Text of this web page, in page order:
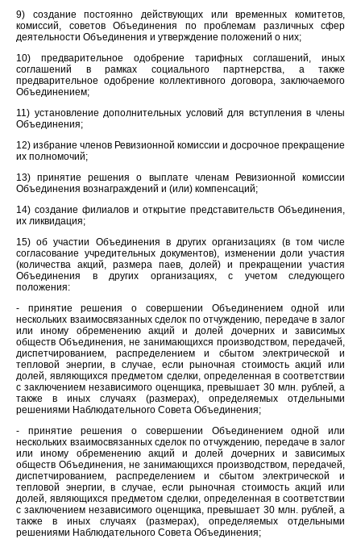
9) создание постоянно действующих или временных комитетов,
комиссий, советов Объединения по проблемам различных сфер
деятельности Объединения и утверждение положений о них;
10) предварительное одобрение тарифных соглашений, иных
соглашений в рамках социального партнерства, а также
предварительное одобрение коллективного договора, заключаемого
Объединением;
11) установление дополнительных условий для вступления в члены
Объединения;
12) избрание членов Ревизионной комиссии и досрочное прекращение
их полномочий;
13) принятие решения о выплате членам Ревизионной комиссии
Объединения вознаграждений и (или) компенсаций;
14) создание филиалов и открытие представительств Объединения,
их ликвидация;
15) об участии Объединения в других организациях (в том числе
согласование учредительных документов), изменении доли участия
(количества акций, размера паев, долей) и прекращении участия
Объединения в других организациях, с учетом следующего
положения:
- принятие решения о совершении Объединением одной или
нескольких взаимосвязанных сделок по отчуждению, передаче в залог
или иному обременению акций и долей дочерних и зависимых
обществ Объединения, не занимающихся производством, передачей,
диспетчированием, распределением и сбытом электрической и
тепловой энергии, в случае, если рыночная стоимость акций или
долей, являющихся предметом сделки, определенная в соответствии
с заключением независимого оценщика, превышает 30 млн. рублей, а
также в иных случаях (размерах), определяемых отдельными
решениями Наблюдательного Совета Объединения;
- принятие решения о совершении Объединением одной или
нескольких взаимосвязанных сделок по отчуждению, передаче в залог
или иному обременению акций и долей дочерних и зависимых
обществ Объединения, не занимающихся производством, передачей,
диспетчированием, распределением и сбытом электрической и
тепловой энергии, в случае, если рыночная стоимость акций или
долей, являющихся предметом сделки, определенная в соответствии
с заключением независимого оценщика, превышает 30 млн. рублей, а
также в иных случаях (размерах), определяемых отдельными
решениями Наблюдательного Совета Объединения;